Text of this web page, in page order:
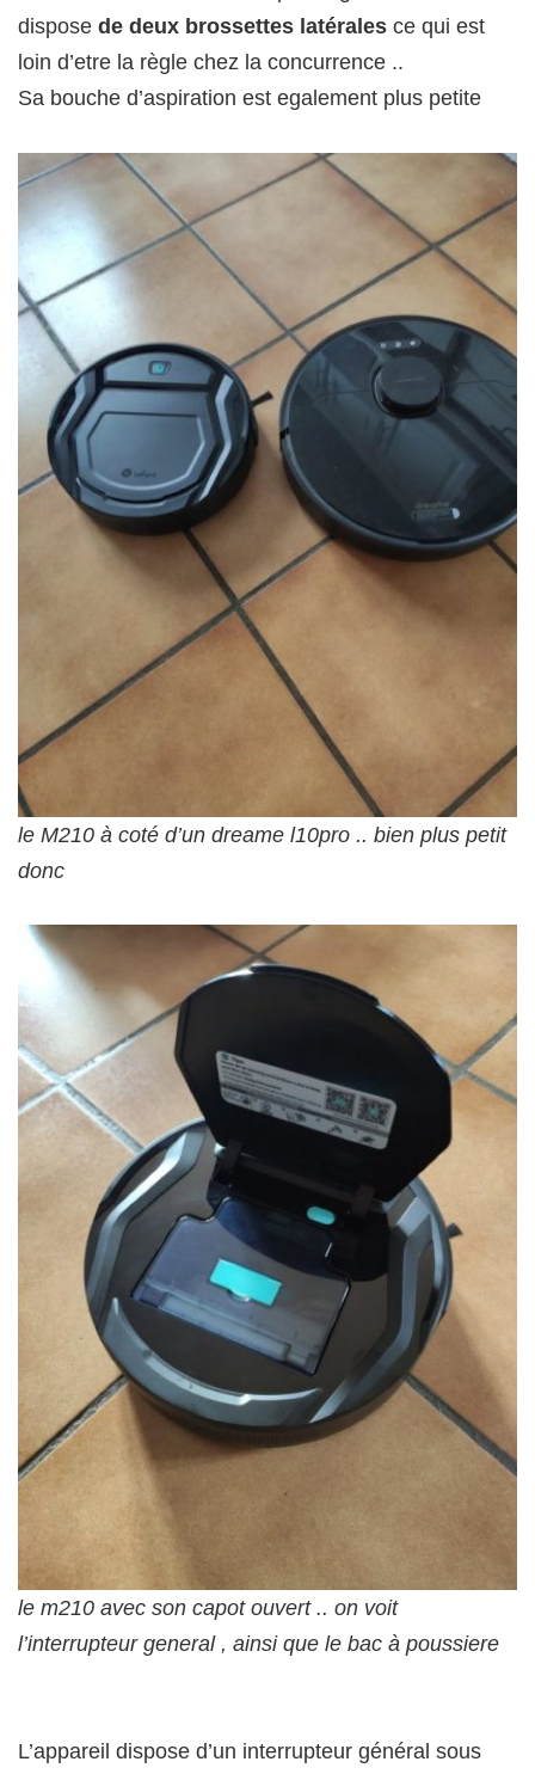
dispose de deux brossettes latérales ce qui est
loin d’etre la règle chez la concurrence ..
Sa bouche d’aspiration est egalement plus petite
le M210 à coté d’un dreame l10pro .. bien plus petit
donc
le m210 avec son capot ouvert .. on voit
l’interrupteur general , ainsi que le bac à poussiere
L’appareil dispose d’un interrupteur général sous